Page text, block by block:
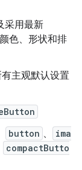
采用最新
色、形状和排
有主观默认设置
button 、
ima
compactButto